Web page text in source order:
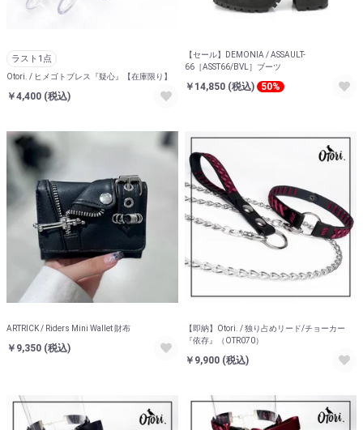
ラスト1点
Otori. / ヒメゴトブレス『疑心』【在庫限り】
￥4,400 (税込)
【セール】DEMONIA / ASSAULT-
66［ASST66/BVL］ブーツ
￥14,850 (税込) 50%
ARTRICK / Riders Mini Wallet 財布
￥9,350 (税込)
【即納】Otori. / 独り占めリード/チョーカー
『依存』（OTR070）
￥9,900 (税込)